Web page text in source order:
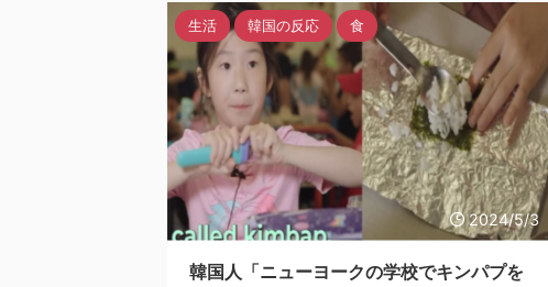
2024/5/3
生活 韓国の反応 食
韓国人「ニューヨークの学校でキンパプを